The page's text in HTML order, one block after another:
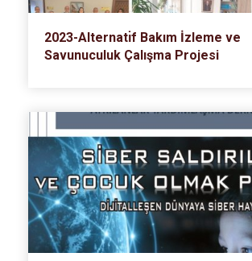
2023-Alternatı̇f Bakım İzleme ve
Savunuculuk Çalışma Projesi